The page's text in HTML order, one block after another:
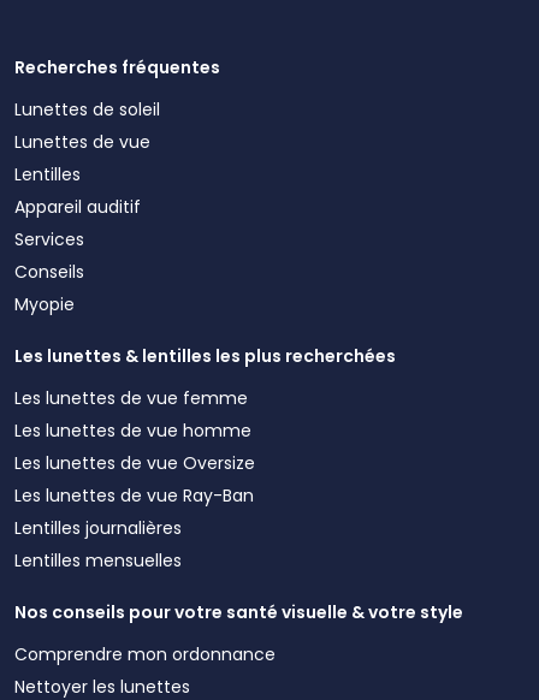
Recherches fréquentes
Lunettes de soleil
Lunettes de vue
Lentilles
Appareil auditif
Services
Conseils
Myopie
Les lunettes & lentilles les plus recherchées
Les lunettes de vue femme
Les lunettes de vue homme
Les lunettes de vue Oversize
Les lunettes de vue Ray-Ban
Lentilles journalières
Lentilles mensuelles
Nos conseils pour votre santé visuelle & votre style
Comprendre mon ordonnance
Nettoyer les lunettes